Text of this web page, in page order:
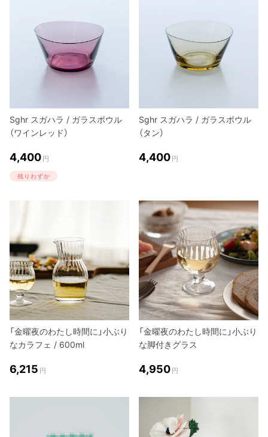
Sghr スガハラ / ガラスボウル
（ワインレッド）
4,400 円
残りわずか
Sghr スガハラ / ガラスボウル
（タン）
4,400 円
「金曜夜のわたし時間に」小ぶり
なカラフェ / 600ml
6,215 円
「金曜夜のわたし時間に」小ぶり
な脚付きグラス
4,950 円